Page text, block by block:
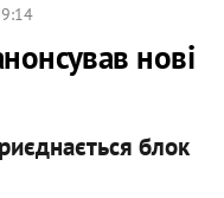
нові
блок